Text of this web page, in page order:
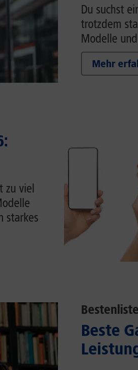
Du suchst
trotzdem
Modelle
Mehr
zu viel
starkes
Bestenliste
Beste